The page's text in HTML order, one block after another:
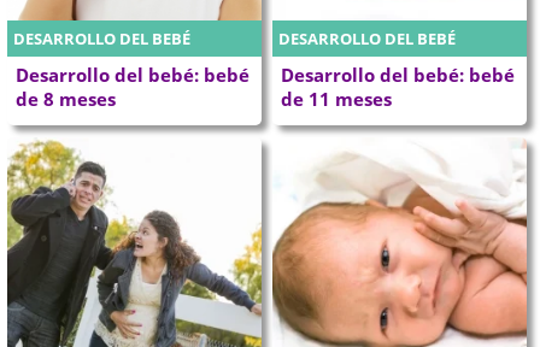
DESARROLLO DEL BEBÉ
Desarrollo del bebé: bebé
de 8 meses
DESARROLLO DEL BEBÉ
Desarrollo del bebé: bebé
de 11 meses